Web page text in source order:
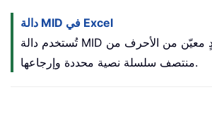
دالة MID في Excel
تُستخدم دالة MID لاستخراج عددٍ معيّن من الأحرف من
منتصف سلسلة نصية محددة وإرجاعها.